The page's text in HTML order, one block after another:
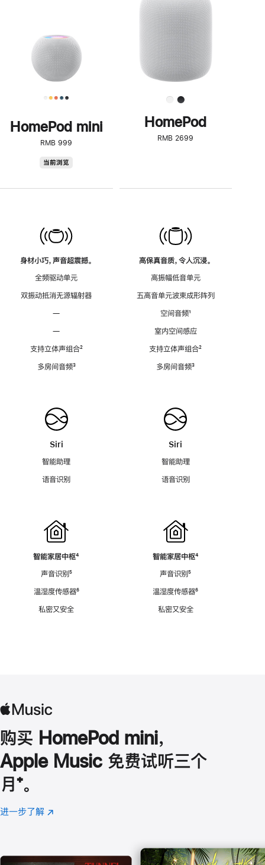
HomePod mini
RMB 999
当前浏览
身材小巧，声音超震撼。
全频驱动单元
双振动抵消无源辐射器
—
—
支持立体声组合脚
²
多房间音频脚
³
Siri
智能助理
语音识别
智能家居中枢脚
⁴
声音识别脚
⁵
温湿度传感器脚
⁶
私密又安全
了
解
HomePod<
HomePod
RMB 2699
高保真音质，令人沉浸。
高振幅低音单元
五高音单元波束成形阵列
空间音频脚
¹
室内空间感应
支持立体声组合脚
²
多房间音频脚
³
Siri
智能助理
语音识别
智能家居中枢脚
⁴
声音识别脚
⁵
温湿度传感器脚
⁶
私密又安全
购买 HomePod mini，
Apple Music 免费试听三个
月 脚
注
⁺。
进一步了解 Apple
(在
口